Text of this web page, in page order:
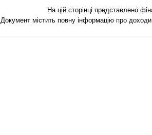
На цій сторінці представлено
Документ містить повну інформацію про